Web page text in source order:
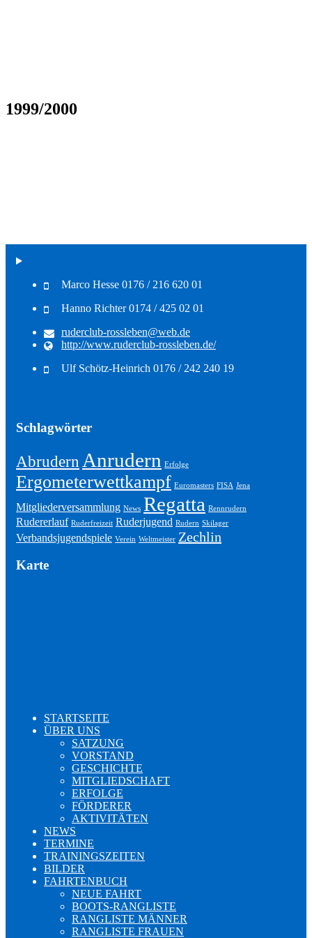
1999/2000
Marco Hesse 0176 / 216 620 01
Hanno Richter 0174 / 425 02 01
ruderclub-rossleben@web.de
http://www.ruderclub-rossleben.de/
Ulf Schötz-Heinrich 0176 / 242 240 19
Schlagwörter
Abrudern Anrudern Erfolge
Ergometerwettkampf Euromasters FISA Jena
Mitgliederversammlung News Regatta Rennrudern
Rudererlauf Ruderfreizeit Ruderjugend Rudern Skilager
Verbandsjugendspiele Verein Weltmeister Zechlin
Karte
STARTSEITE
ÜBER UNS
SATZUNG
VORSTAND
GESCHICHTE
MITGLIEDSCHAFT
ERFOLGE
FÖRDERER
AKTIVITÄTEN
NEWS
TERMINE
TRAININGSZEITEN
BILDER
FAHRTENBUCH
NEUE FAHRT
BOOTS-RANGLISTE
RANGLISTE MÄNNER
RANGLISTE FRAUEN